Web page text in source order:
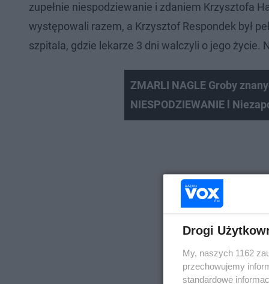
zupełnie niespodziewanie i zdaniem Krzysztofa
występowali razem, a Krzysztof Respondek był
szpitala, gdzie lekarze 3 dni walczyli o jego życie.
ZMARLI NAGLE Groby
NIESPODZIEWANIE l
Drogi
My, naszych 1162
przechowujemy
standardowe